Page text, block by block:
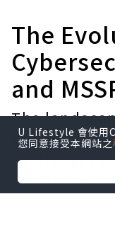
The
and
The
threats is
challenges
Managed
U Lifestyle 會使用
您同意接受本網站之